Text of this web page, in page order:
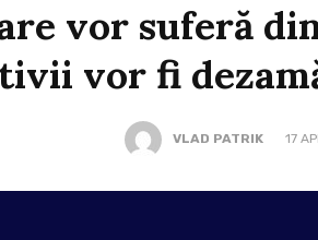
vor suferă
vor fi
VLAD PATRIK 17